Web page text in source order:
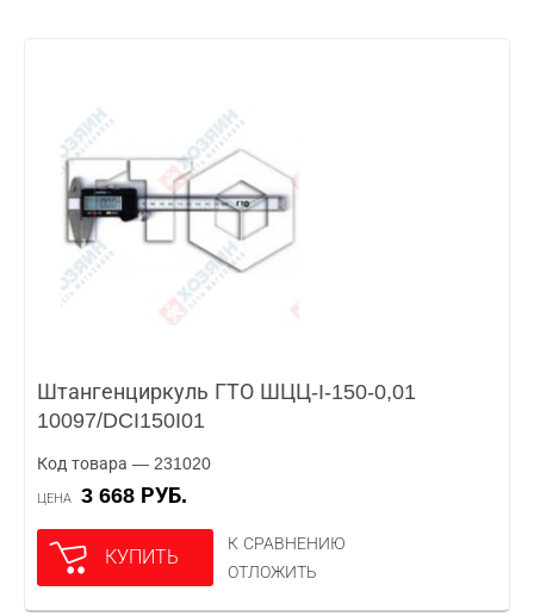
Штангенциркуль ГТО ШЦЦ-I-150-0,01
10097/DCI150I01
Код товара — 231020
ЦЕНА 3 668 РУБ.
КУПИТЬ
К СРАВНЕНИЮ
ОТЛОЖИТЬ